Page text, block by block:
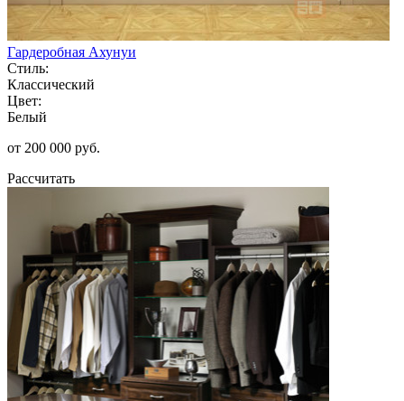
Гардеробная Ахунуи
Стиль:
Классический
Цвет:
Белый
от 200 000 руб.
Рассчитать